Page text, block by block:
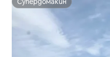
Супердомакин